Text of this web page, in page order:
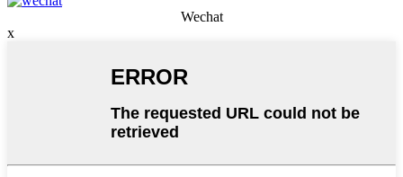
Wechat
x